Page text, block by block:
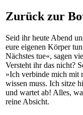
Zurück zur
Seid ihr heute Abend
eure eigenen Körper
Nächstes tue«, sagen
Versteht ihr das nicht?
»Ich verbinde mich mit
wissen muss. Ich sitze
und wartet ab! Alles,
reine Absicht.